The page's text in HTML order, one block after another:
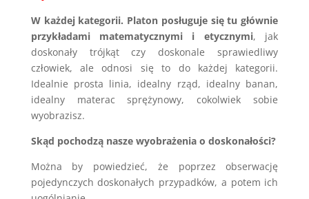
W każdej kategorii. Platon posługuje się tu głównie
przykładami matematycznymi i etycznymi, jak
doskonały trójkąt czy doskonale sprawiedliwy
człowiek, ale odnosi się to do każdej kategorii.
Idealnie prosta linia, idealny rząd, idealny banan,
idealny materac sprężynowy, cokolwiek sobie
wyobrazisz.
Skąd pochodzą nasze wyobrażenia o doskonałości?
Można by powiedzieć, że poprzez obserwację
pojedynczych doskonałych przypadków, a potem ich